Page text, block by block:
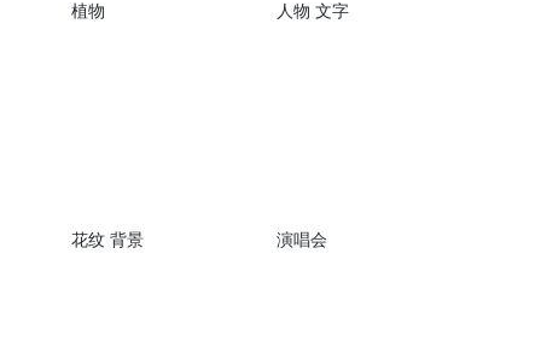
植物 人物 文字
花纹 背景 演唱会